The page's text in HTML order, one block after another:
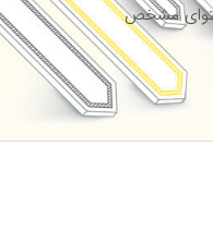
مشخص